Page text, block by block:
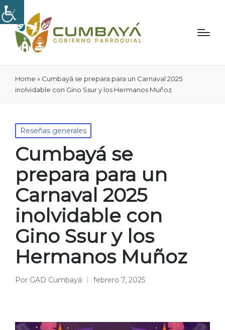
Home » Cumbayá se prepara para un Carnaval 2025
inolvidable con Gino Ssur y los Hermanos Muñoz
Publicado
en
Reseñas generales
Cumbayá se
prepara para un
Carnaval 2025
inolvidable con
Gino Ssur y los
Hermanos Muñoz
Publicado
Por GAD Cumbayá febrero 7, 2025